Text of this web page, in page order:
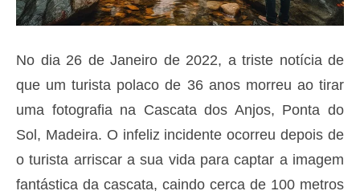
No dia 26 de Janeiro de 2022, a triste notícia de
que um turista polaco de 36 anos morreu ao tirar
uma fotografia na Cascata dos Anjos, Ponta do
Sol, Madeira. O infeliz incidente ocorreu depois de
o turista arriscar a sua vida para captar a imagem
fantástica da cascata, caindo cerca de 100 metros